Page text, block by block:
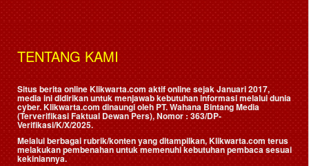
TENTANG KAMI
Situs berita online Klikwarta.com aktif online sejak Januari 2017,
media ini didirikan untuk menjawab kebutuhan informasi melalui dunia
cyber. Klikwarta.com dinaungi oleh PT. Wahana Bintang Media
(Terverifikasi Faktual Dewan Pers), Nomor : 363/DP-
Verifikasi/K/X/2025.
Melalui berbagai rubrik/konten yang ditampilkan, Klikwarta.com terus
melakukan pembenahan untuk memenuhi kebutuhan pembaca sesuai
kekiniannya.